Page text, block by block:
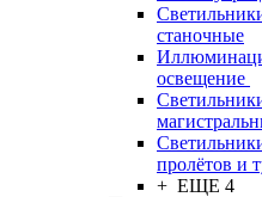
станочные
освещение
пролётов и
+ ЕЩЕ 4